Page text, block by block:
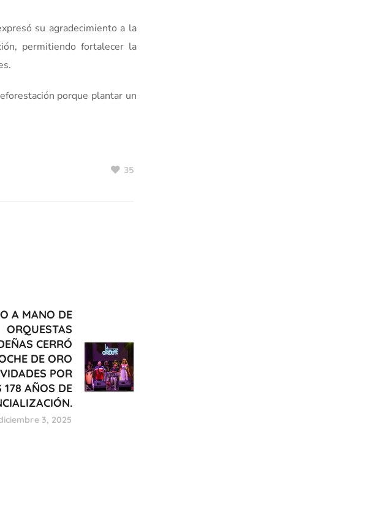
su agradecimiento a la
permitiendo fortalecer la
porque plantar un
35
A MANO DE
ORQUESTAS
CERRÓ
DE ORO
POR
178 AÑOS DE
3, 2025